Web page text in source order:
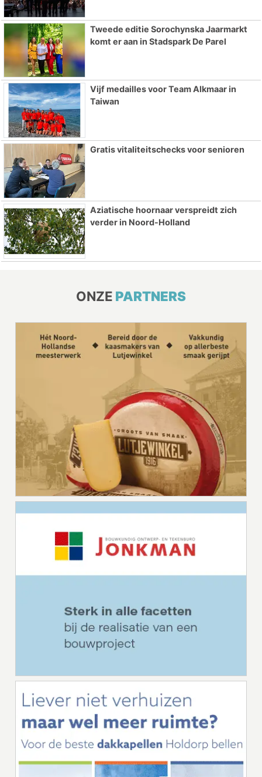
Tweede editie Sorochynska Jaarmarkt
komt er aan in Stadspark De Parel
Vijf medailles voor Team Alkmaar in
Taiwan
Gratis vitaliteitschecks voor senioren
Aziatische hoornaar verspreidt zich
verder in Noord-Holland
ONZE PARTNERS